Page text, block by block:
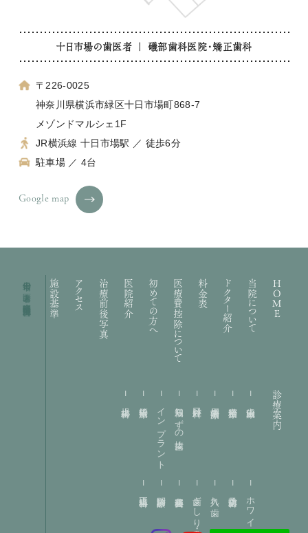
十日市場の歯医者 ｜ 礒部歯科医院・矯正歯科
〒226-0025
神奈川県横浜市緑区十日市場町868-7
メゾンドマルシェ1F
JR横浜線 十日市場駅 ／ 徒歩6分
駐車場 ／ 4台
Google map
HOME
当院について
ドクター紹介
診療案内
親知らずの抜歯
インプラント
入れ歯
料金表
医療費控除について
初めての方へ
医院紹介
治療前後写真
アクセス
施設基準
十日市場の歯医者｜礒部歯科医院・矯正歯科